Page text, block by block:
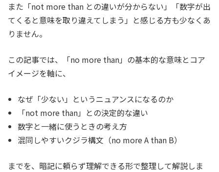
また「not more than との違いが分からない」「数字が出
てくると意味を取り違えてしまう」と感じる方も少なくあ
りません。
この記事では、「no more than」の基本的な意味とコア
イメージを軸に、
なぜ「少ない」というニュアンスになるのか
「not more than」との決定的な違い
数字と一緒に使うときの考え方
混同しやすいクジラ構文（no more A than B）
までを、暗記に頼らず理解できる形で整理して解説しま